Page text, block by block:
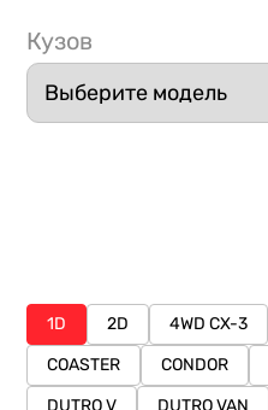
Кузов
1D 2D 4WD CX-3
COASTER
CONDOR
DUTRO V
DUTRO VAN